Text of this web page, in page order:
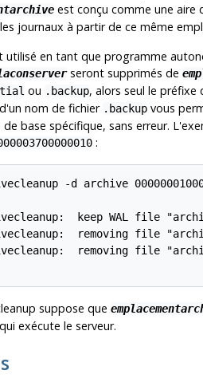
est conçu comme une aire
journaux à partir de ce même
utilisé en tant que programme
seront supprimés de
ou .backup, alors seul le
nom de fichier .backupvous
de base spécifique, sans erreur.
:
-d archive
keep WAL file
removing file
removing file
suppose que
exécute le serveur.